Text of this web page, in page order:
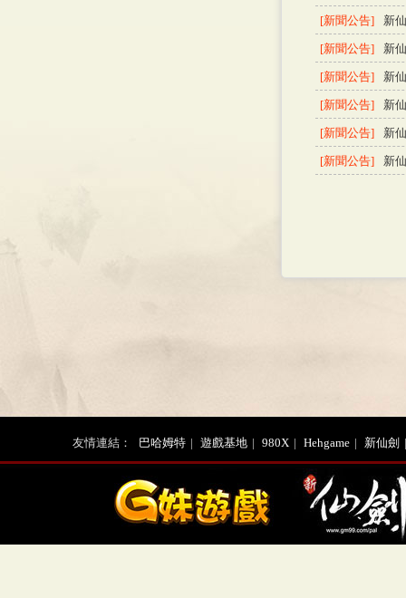
[新聞公告] 新
[新聞公告] 新
[新聞公告] 新
[新聞公告] 新
[新聞公告] 新
[新聞公告] 新
友情連結： 巴哈姆特 | 遊戲基地 | 980X | Hehgame | 新仙劍